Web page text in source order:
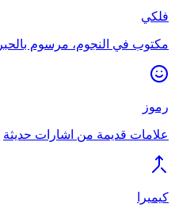
فلكي
مكتوب في النجوم، مرسوم بالحبر
رموز
علامات قديمة من اشارات حديثة
كيميرا